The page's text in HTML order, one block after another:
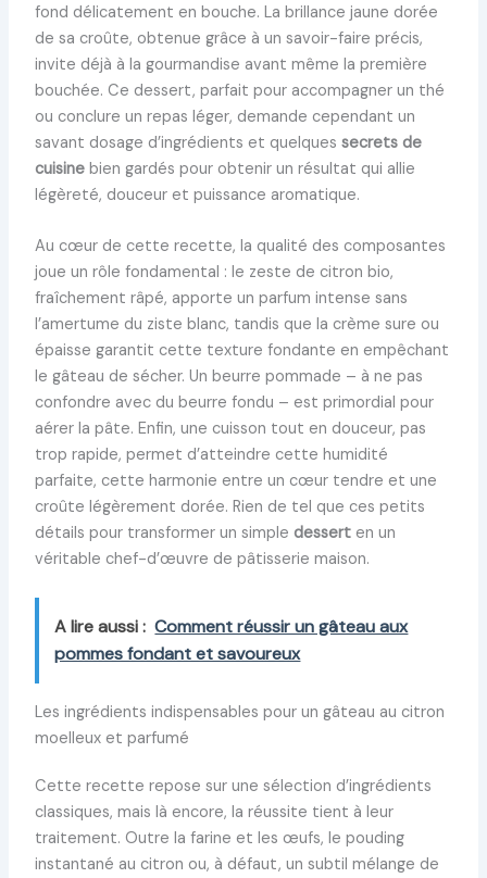
fond délicatement en bouche. La brillance jaune dorée
de sa croûte, obtenue grâce à un savoir-faire précis,
invite déjà à la gourmandise avant même la première
bouchée. Ce dessert, parfait pour accompagner un thé
ou conclure un repas léger, demande cependant un
savant dosage d’ingrédients et quelques secrets de
cuisinebien gardés pour obtenir un résultat qui allie
légèreté, douceur et puissance aromatique.
Au cœur de cette recette, la qualité des composantes
joue un rôle fondamental : le zeste de citron bio,
fraîchement râpé, apporte un parfum intense sans
l’amertume du ziste blanc, tandis que la crème sure ou
épaisse garantit cette texture fondante en empêchant
le gâteau de sécher. Un beurre pommade – à ne pas
confondre avec du beurre fondu – est primordial pour
aérer la pâte. Enfin, une cuisson tout en douceur, pas
trop rapide, permet d’atteindre cette humidité
parfaite, cette harmonie entre un cœur tendre et une
croûte légèrement dorée. Rien de tel que ces petits
détails pour transformer un simple desserten un
véritable chef-d’œuvre de pâtisserie maison.
A lire aussi : Comment réussir un gâteau aux
pommes fondant et savoureux
Les ingrédients indispensables pour un gâteau au citron
moelleux et parfumé
Cette recette repose sur une sélection d’ingrédients
classiques, mais là encore, la réussite tient à leur
traitement. Outre la farine et les œufs, le pouding
instantané au citron ou, à défaut, un subtil mélange de